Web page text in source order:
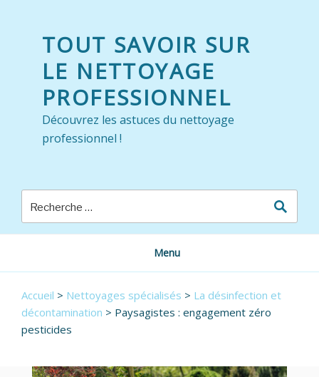
TOUT SAVOIR SUR
LE NETTOYAGE
PROFESSIONNEL
Découvrez les astuces du nettoyage
professionnel !
Menu
Accueil > Nettoyages spécialisés > La désinfection et
décontamination > Paysagistes : engagement zéro
pesticides